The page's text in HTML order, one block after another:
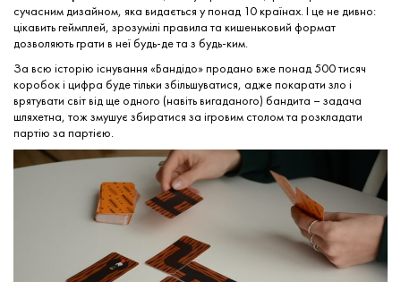
сучасним дизайном, яка видається у понад 10 країнах. І це не дивно:
цікавить геймплей, зрозумілі правила та кишеньковий формат
дозволяють грати в неї будь-де та з будь-ким.
За всю історію існування «Бандідо» продано вже понад 500 тисяч
коробок і цифра буде тільки збільшуватися, адже покарати зло і
врятувати світ від ще одного (навіть вигаданого) бандита – задача
шляхетна, тож змушує збиратися за ігровим столом та розкладати
партію за партією.